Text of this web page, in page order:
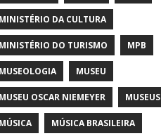
MINISTÉRIO DA CULTURA
MINISTÉRIO DO TURISMO MPB
MUSEOLOGIA MUSEU
MUSEU OSCAR NIEMEYER MUSEUS
MÚSICA MÚSICA BRASILEIRA